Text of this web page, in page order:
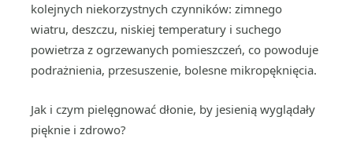
kolejnych niekorzystnych czynników: zimnego
wiatru, deszczu, niskiej temperatury i suchego
powietrza z ogrzewanych pomieszczeń, co powoduje
podrażnienia, przesuszenie, bolesne mikropęknięcia.
Jak i czym pielęgnować dłonie, by jesienią wyglądały
pięknie i zdrowo?